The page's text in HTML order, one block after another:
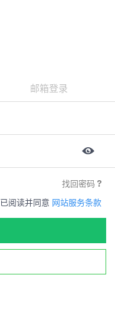
邮箱登录
找回密码
已阅读并同意 网站服务条款